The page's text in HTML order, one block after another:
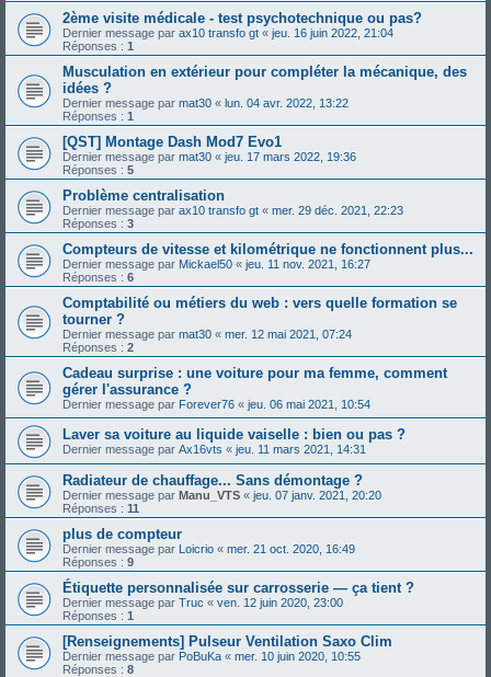
2ème visite médicale - test psychotechnique ou pas?
Dernier message par ax10 transfo gt « jeu. 16 juin 2022, 21:04
Réponses : 1
Musculation en extérieur pour compléter la mécanique, des
idées ?
Dernier message par mat30 « lun. 04 avr. 2022, 13:22
Réponses : 1
[QST] Montage Dash Mod7 Evo1
Dernier message par mat30 « jeu. 17 mars 2022, 19:36
Réponses : 5
Problème centralisation
Dernier message par ax10 transfo gt « mer. 29 déc. 2021, 22:23
Réponses : 3
Compteurs de vitesse et kilométrique ne fonctionnent plus...
Dernier message par Mickael50 « jeu. 11 nov. 2021, 16:27
Réponses : 6
Comptabilité ou métiers du web : vers quelle formation se
tourner ?
Dernier message par mat30 « mer. 12 mai 2021, 07:24
Réponses : 2
Cadeau surprise : une voiture pour ma femme, comment
gérer l'assurance ?
Dernier message par Forever76 « jeu. 06 mai 2021, 10:54
Laver sa voiture au liquide vaiselle : bien ou pas ?
Dernier message par Ax16vts « jeu. 11 mars 2021, 14:31
Radiateur de chauffage... Sans démontage ?
Dernier message par Manu_VTS « jeu. 07 janv. 2021, 20:20
Réponses : 11
plus de compteur
Dernier message par Loicrio « mer. 21 oct. 2020, 16:49
Réponses : 9
Étiquette personnalisée sur carrosserie — ça tient ?
Dernier message par Truc « ven. 12 juin 2020, 23:00
Réponses : 1
[Renseignements] Pulseur Ventilation Saxo Clim
Dernier message par PoBuKa « mer. 10 juin 2020, 10:55
Réponses : 8